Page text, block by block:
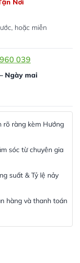
Nơi
hoặc miễn
039
Ngày mai
rõ ràng kèm Hướng
sóc từ chuyên gia
suất & Tỷ lệ nảy
hàng và thanh toán